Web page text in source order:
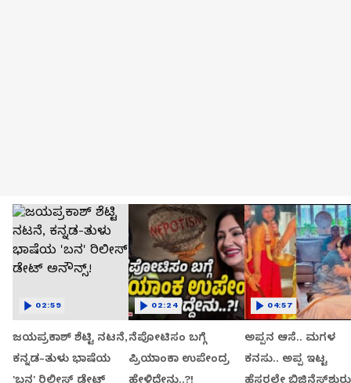
ಜಯಪ್ರಕಾಶ್ ಶೆಟ್ಟಿ ನಟನೆ,
ಕನ್ನಡ-ತುಳು ಭಾಷೆಯ
'ಬನ' ರಿಲೀಸ್ ಡೇಟ್
02:59
ನೆಪೋಟಿಸಂ ಬಗ್ಗೆ
ಪ್ರಿಯಾಂಕಾ ಉಪೇಂದ್ರ
ಹೇಳಿದ್ದೇನು..?!
02:24
ಅಪ್ಪನ ಆಸೆ.. ಮಗಳ
ಕನಸು.. ಅಪ್ಪ ಇಟ್ಟ
ಹೆಸರಲ್ಲೇ ಬಿಜಿನೆಸ್​ಶುರು
04:57